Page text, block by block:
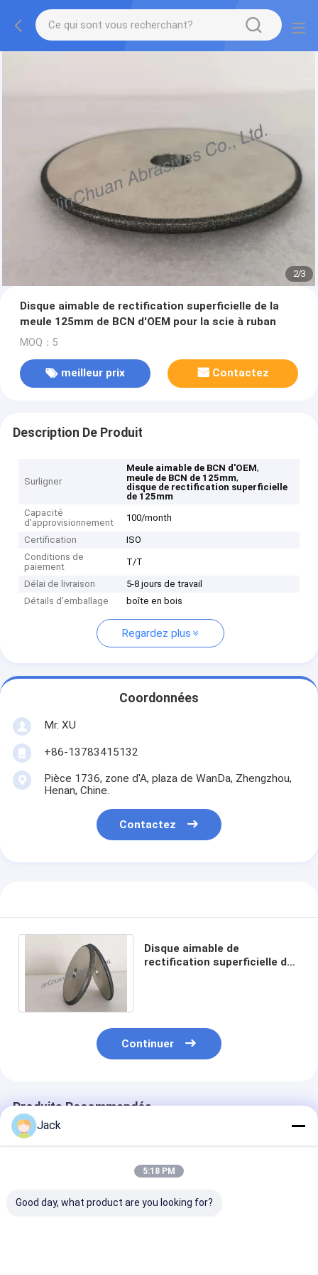
2/3
Disque aimable de rectification superficielle de la
meule 125mm de BCN d'OEM pour la scie à ruban
MOQ：5
meilleur prix Contactez
Description De Produit
Surligner
Meule aimable de BCN d'OEM,
meule de BCN de 125mm,
disque de rectification superficielle
de 125mm
Capacité
d'approvisionnement
100/month
Certification
ISO
Conditions de
paiement
T/T
Délai de livraison
5-8 jours de travail
Détails d'emballage
boîte en bois
Regardez plus
Coordonnées
Mr. XU
+86-13783415132
Pièce 1736, zone d'A, plaza de WanDa, Zhengzhou,
Henan, Chine.
Contactez
Disque aimable de
rectification superficielle de
Continuer
Produits Recommandés
Jack
5:18 PM
Good day, what product are you looking for?